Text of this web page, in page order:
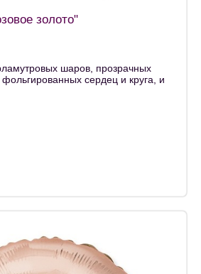
золото"
шаров, прозрачных
сердец и круга, и